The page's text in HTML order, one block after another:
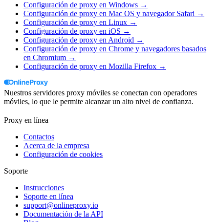
Configuración de proxy en Windows →
Configuración de proxy en Mac OS y navegador Safari →
Configuración de proxy en Linux →
Configuración de proxy en iOS →
Configuración de proxy en Android →
Configuración de proxy en Chrome y navegadores basados
en Chromium →
Configuración de proxy en Mozilla Firefox →
Nuestros servidores proxy móviles se conectan con operadores
móviles, lo que le permite alcanzar un alto nivel de confianza.
Proxy en línea
Contactos
Acerca de la empresa
Configuración de cookies
Soporte
Instrucciones
Soporte en línea
support@onlineproxy.io
Documentación de la API